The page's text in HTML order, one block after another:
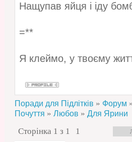
Нащупав яйця і іду
=**
Я клеймо, у твоєму
Поради для Підлітків » Форум
Почуття » Любов » Для Ярини
Сторінка 1 з 1
1